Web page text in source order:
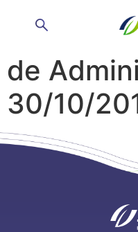
Reunião
de
30/10/